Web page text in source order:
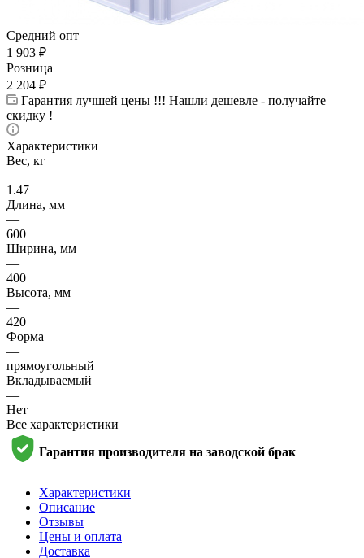
Средний опт
1 903 ₽
Розница
2 204 ₽
Гарантия лучшей цены !!! Нашли дешевле - получайте
скидку !
Характеристики
Вес, кг
—
1.47
Длина, мм
—
600
Ширина, мм
—
400
Высота, мм
—
420
Форма
—
прямоугольный
Вкладываемый
—
Нет
Все характеристики
Гарантия производителя на заводской брак
Характеристики
Описание
Отзывы
Цены и оплата
Доставка